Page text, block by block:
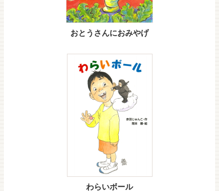
おとうさんにおみやげ
わらいボール